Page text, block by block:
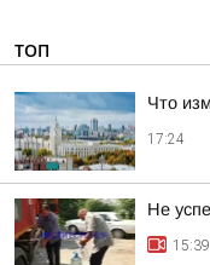
ТОП
Что
17:24
Не
15:39